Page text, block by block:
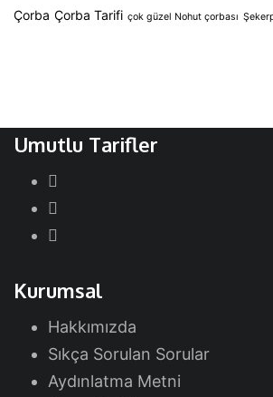
Çorba Çorba Tarifi çok güzel Nohut çorbası
Umutlu Tarifler
Kurumsal
Hakkımızda
Sıkça Sorulan Sorular
Aydınlatma Metni